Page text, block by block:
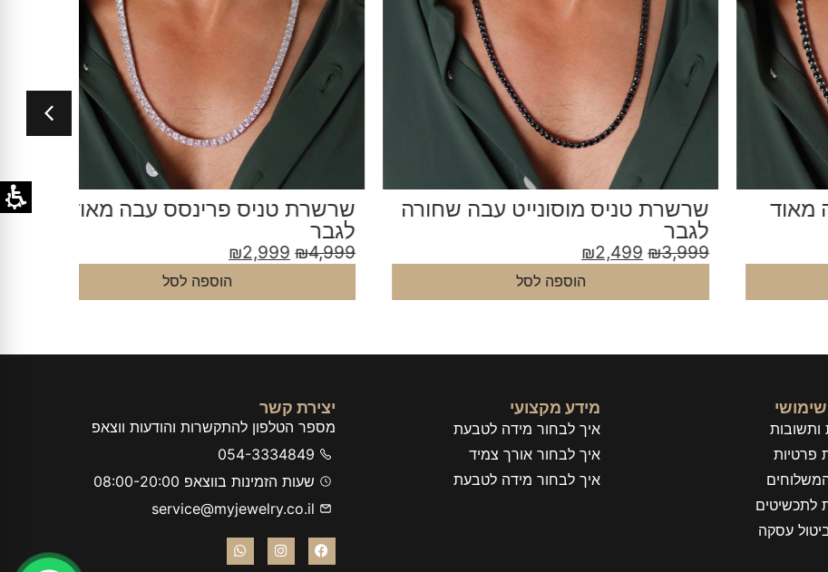
שרשרת טניס מוסונייט עבה שחורה
₪
₪2,499
הוספה לסל
שרשרת טניס פרינסס עבה מאוד
₪
₪2,999
הוספה לסל
ותשובות
פרטיות
לתכשיטים
עסקה
מידע מקצועי
איך לבחור מידה לטבעת
איך לבחור אורך צמיד
איך לבחור מידה לטבעת
יצירת קשר
מספר הטלפון להתקשרות והודעות ווצאפ
054-3334849
שעות הזמינות בווצאפ 08:00-20:00
service@myjewelry.co.il